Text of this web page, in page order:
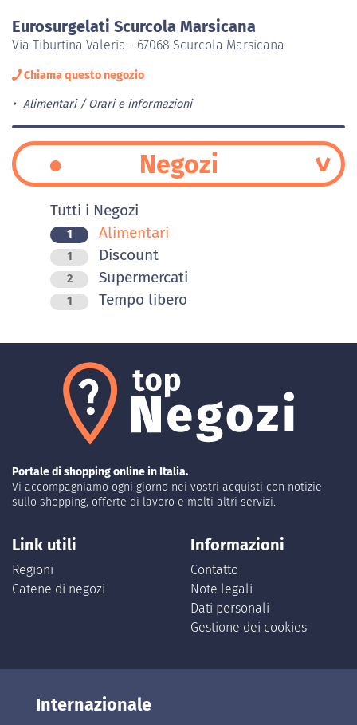
Eurosurgelati Scurcola Marsicana
Via Tiburtina Valeria - 67068 Scurcola Marsicana
Chiama questo negozio
Alimentari Orari e informazioni
Negozi
Tutti i Negozi
1 Alimentari
1 Discount
2 Supermercati
1 Tempo libero
Portale di shopping online in Italia.
Vi accompagniamo ogni giorno nei vostri acquisti con notizie
sullo shopping, offerte di lavoro e molti altri servizi.
Link utili
Regioni
Catene di negozi
Informazioni
Contatto
Note legali
Dati personali
Gestione dei cookies
Internazionale